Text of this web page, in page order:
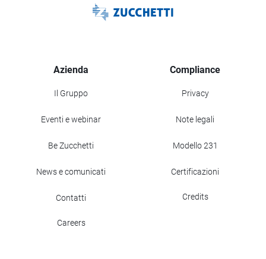
Azienda
Il Gruppo
Eventi e webinar
Be Zucchetti
News e comunicati
Contatti
Careers
Compliance
Privacy
Note legali
Modello 231
Certificazioni
Credits